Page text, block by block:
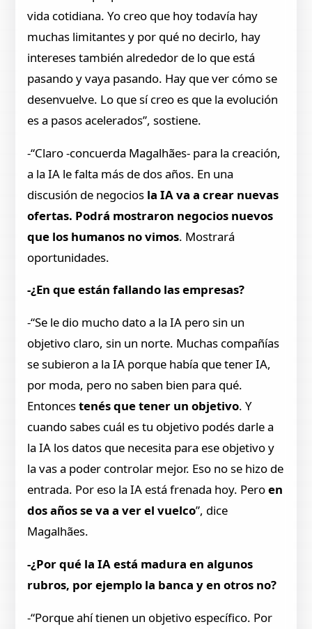
vida cotidiana. Yo creo que hoy todavía hay
muchas limitantes y por qué no decirlo, hay
intereses también alrededor de lo que está
pasando y vaya pasando. Hay que ver cómo se
desenvuelve. Lo que sí creo es que la evolución
es a pasos acelerados”, sostiene.
-“Claro -concuerda Magalhães- para la creación,
a la IA le falta más de dos años. En una
discusión de negocios la IA va a crear nuevas
ofertas. Podrá mostraron negocios nuevos
que los humanos no vimos. Mostrará
oportunidades.
-¿En que están fallando las empresas?
-“Se le dio mucho dato a la IA pero sin un
objetivo claro, sin un norte. Muchas compañías
se subieron a la IA porque había que tener IA,
por moda, pero no saben bien para qué.
Entoncestenés que tener un objetivo. Y
cuando sabes cuál es tu objetivo podés darle a
la IA los datos que necesita para ese objetivo y
la vas a poder controlar mejor. Eso no se hizo de
entrada. Por eso la IA está frenada hoy. Peroen
dos años se va a ver el vuelco”, dice
Magalhães.
-¿Por qué la IA está madura en algunos
rubros, por ejemplo la banca y en otros no?
-“Porque ahí tienen un objetivo específico. Por